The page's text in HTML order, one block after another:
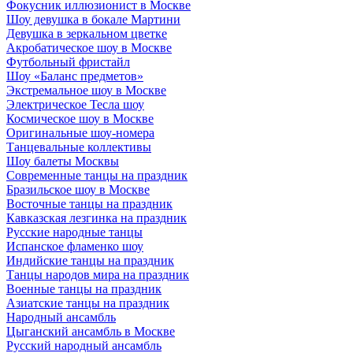
Фокусник иллюзионист в Москве
Шоу девушка в бокале Мартини
Девушка в зеркальном цветке
Акробатическое шоу в Москве
Футбольный фристайл
Шоу «Баланс предметов»
Экстремальное шоу в Москве
Электрическое Тесла шоу
Космическое шоу в Москве
Оригинальные шоу-номера
Танцевальные коллективы
Шоу балеты Москвы
Современные танцы на праздник
Бразильское шоу в Москве
Восточные танцы на праздник
Кавказская лезгинка на праздник
Русские народные танцы
Испанское фламенко шоу
Индийские танцы на праздник
Танцы народов мира на праздник
Военные танцы на праздник
Азиатские танцы на праздник
Народный ансамбль
Цыганский ансамбль в Москве
Русский народный ансамбль